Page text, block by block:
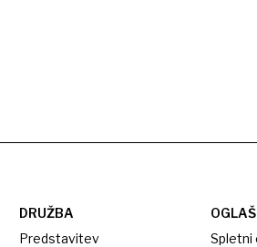
DRUŽBA
Predstavitev
Spletni